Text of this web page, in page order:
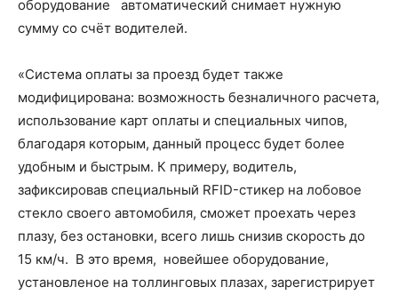
оборудование автоматический снимает нужную
сумму со счёт водителей.
«Система оплаты за проезд будет также
модифицирована: возможность безналичного расчета,
использование карт оплаты и специальных чипов,
благодаря которым, данный процесс будет более
удобным и быстрым. К примеру, водитель,
зафиксировав специальный RFID-стикер на лобовое
стекло своего автомобиля, сможет проехать через
плазу, без остановки, всего лишь снизив скорость до
15 км/ч. В это время, новейшее оборудование,
установленое на толлинговых плазах, зарегистрирует